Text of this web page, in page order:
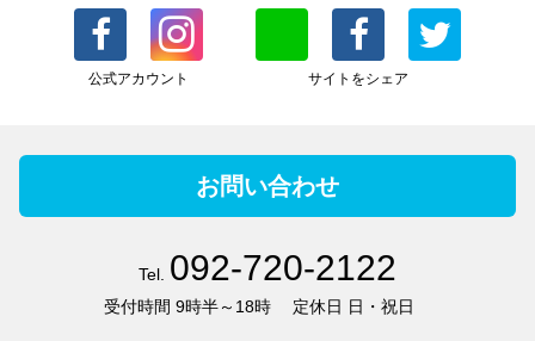
公式アカウント サイトをシェア
お問い合わせ
Tel. 092-720-2122
受付時間 9時半～18時 定休日 日・祝日